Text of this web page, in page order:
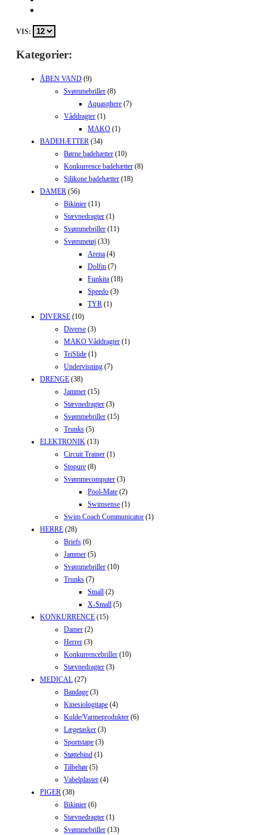
VIS:
Kategorier:
ÅBEN VAND (9)
Svømmebriller (8)
Aquasphere (7)
Våddragter (1)
MAKO (1)
BADEHÆTTER (34)
Børne badehætter (10)
Konkurrence badehætter (8)
Silikone badehætter (18)
DAMER (56)
Bikinier (11)
Stævnedragter (1)
Svømmebriller (11)
Svømmetøj (33)
Arena (4)
Dolfin (7)
Funkita (18)
Speedo (3)
TYR (1)
DIVERSE (10)
Diverse (3)
MAKO Våddragter (1)
TriSlide (1)
Undervisning (7)
DRENGE (38)
Jammer (15)
Stævnedragter (3)
Svømmebriller (15)
Trunks (5)
ELEKTRONIK (13)
Circuit Trainer (1)
Stopure (8)
Svømmecomputer (3)
Pool-Mate (2)
Swimsense (1)
Swim Coach Communicator (1)
HERRE (28)
Briefs (6)
Jammer (5)
Svømmebriller (10)
Trunks (7)
Small (2)
X-Small (5)
KONKURRENCE (15)
Damer (2)
Herrer (3)
Konkurrencebriller (10)
Stævnedragter (3)
MEDICAL (27)
Bandage (3)
Kinesiologitape (4)
Kulde/Varmeprodukter (6)
Lægetasker (3)
Sportstape (3)
Støttebind (1)
Tilbehør (5)
Vabelplaster (4)
PIGER (38)
Bikinier (6)
Stævnedragter (1)
Svømmebriller (13)